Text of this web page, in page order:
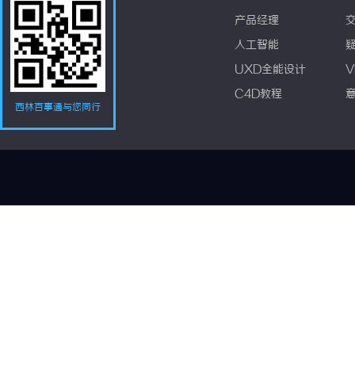
西林百事通与您同行
产品经理
人工智能
UXD全能设计
C4D教程